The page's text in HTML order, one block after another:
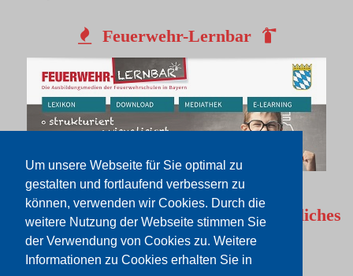
Um unsere Webseite für Sie optimal zu
gestalten und fortlaufend verbessern zu
können, verwenden wir Cookies. Durch die
weitere Nutzung der Webseite stimmen Sie
der Verwendung von Cookies zu. Weitere
Informationen zu Cookies erhalten Sie in
Feuerwehr-Lernbar
Rechtliches
Impressum